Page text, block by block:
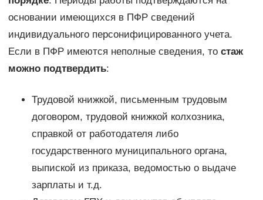
основании имеющихся в ПФР сведений
индивидуального персонифицированного учета.
Если в ПФР имеются неполные сведения, то стаж
можно подтвердить:
Трудовой книжкой, письменным трудовым
договором, трудовой книжкой колхозника,
справкой от работодателя либо
государственного муниципального органа,
выпиской из приказа, ведомостью о выдаче
зарплаты и т.д.